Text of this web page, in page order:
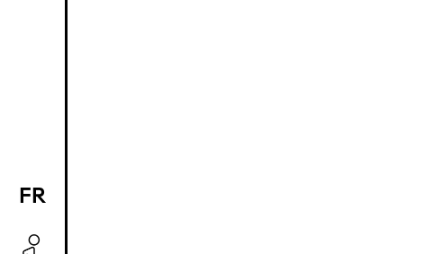
FR
EN